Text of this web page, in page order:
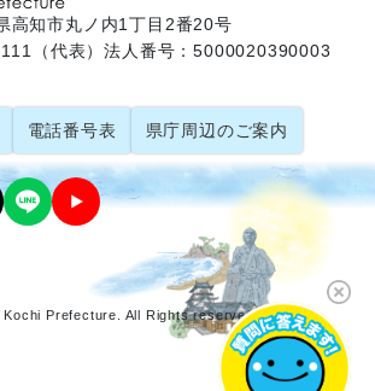
高知市丸ノ内1丁目2番20号
（代表）法人番号：5000020390003
電話番号表 県庁周辺のご案内
Kochi Prefecture. All Rights reserved.